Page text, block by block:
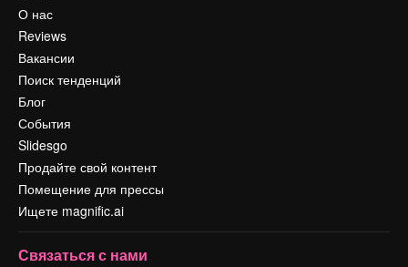
О нас
Reviews
Вакансии
Поиск тенденций
Блог
События
Slidesgo
Продайте свой контент
Помещение для прессы
Ищете magnific.ai
Связаться с нами